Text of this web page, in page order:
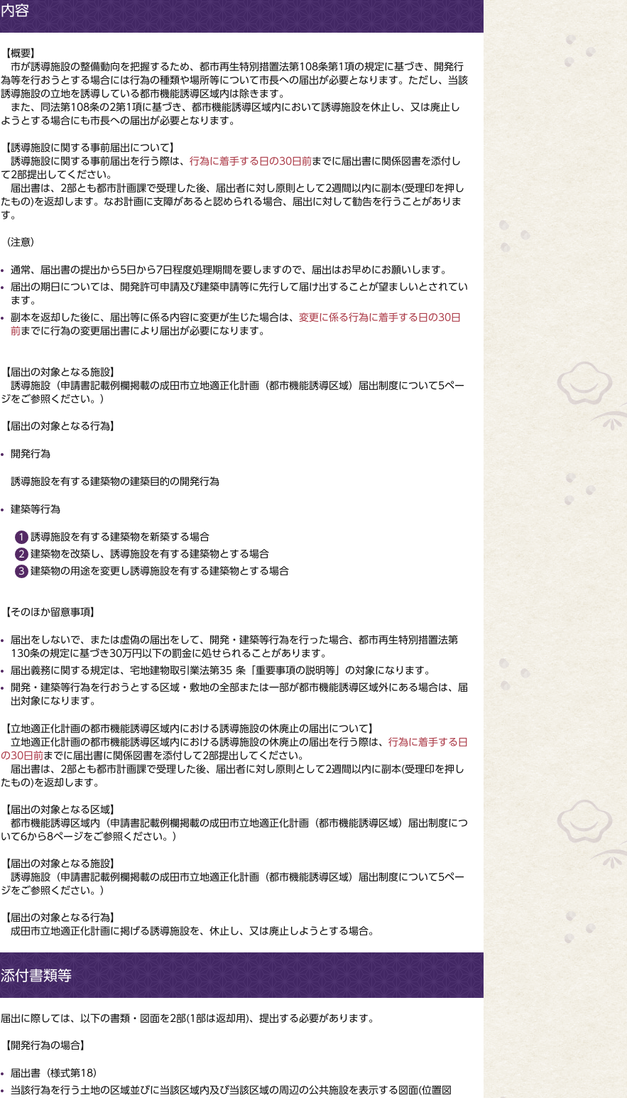
内容
【概要】
市が誘導施設の整備動向を把握するため、都市再生特別措置法第108条第1項の規定に基づき、開発行
為等を行おうとする場合には行為の種類や場所等について市長への届出が必要となります。ただし、当該
誘導施設の立地を誘導している都市機能誘導区域内は除きます。
また、同法第108条の2第1項に基づき、都市機能誘導区域内において誘導施設を休止し、又は廃止し
ようとする場合にも市長への届出が必要となります。
【誘導施設に関する事前届出について】
誘導施設に関する事前届出を行う際は、 行為に着手する日の30日前までに届出書に関係図書を添付し
て2部提出してください。
届出書は、2部とも都市計画課で受理した後、届出者に対し原則として2週間以内に副本(受理印を押し
たもの)を返却します。なお計画に支障があると認められる場合、届出に対して勧告を行うことがありま
す。
（注意）
通常、届出書の提出から5日から7日程度処理期間を要しますので、届出はお早めにお願いします。
届出の期日については、開発許可申請及び建築申請等に先行して届け出することが望ましいとされてい
ます。
副本を返却した後に、届出等に係る内容に変更が生じた場合は、 変更に係る行為に着手する日の30日
前までに行為の変更届出書により届出が必要になります。
【届出の対象となる施設】
誘導施設（申請書記載例欄掲載の成田市立地適正化計画（都市機能誘導区域）届出制度について5ペー
ジをご参照ください。）
【届出の対象となる行為】
開発行為
誘導施設を有する建築物の建築目的の開発行為
建築等行為
誘導施設を有する建築物を新築する場合
建築物を改築し、誘導施設を有する建築物とする場合
建築物の用途を変更し誘導施設を有する建築物とする場合
【そのほか留意事項】
届出をしないで、または虚偽の届出をして、開発・建築等行為を行った場合、都市再生特別措置法第
130条の規定に基づき30万円以下の罰金に処せられることがあります。
届出義務に関する規定は、宅地建物取引業法第35 条「重要事項の説明等」の対象になります。
開発・建築等行為を行おうとする区域・敷地の全部または一部が都市機能誘導区域外にある場合は、届
出対象になります。
【立地適正化計画の都市機能誘導区域内における誘導施設の休廃止の届出について】
立地適正化計画の都市機能誘導区域内における誘導施設の休廃止の届出を行う際は、 行為に着手する日
の30日前までに届出書に関係図書を添付して2部提出してください。
届出書は、2部とも都市計画課で受理した後、届出者に対し原則として2週間以内に副本(受理印を押し
たもの)を返却します。
【届出の対象となる区域】
都市機能誘導区域内（申請書記載例欄掲載の成田市立地適正化計画（都市機能誘導区域）届出制度につ
いて6から8ページをご参照ください。）
【届出の対象となる施設】
誘導施設（申請書記載例欄掲載の成田市立地適正化計画（都市機能誘導区域）届出制度について5ペー
ジをご参照ください。）
【届出の対象となる行為】
成田市立地適正化計画に掲げる誘導施設を、休止し、又は廃止しようとする場合。
添付書類等
届出に際しては、以下の書類・図面を2部(1部は返却用)、提出する必要があります。
【開発行為の場合】
届出書（様式第18）
当該行為を行う土地の区域並びに当該区域内及び当該区域の周辺の公共施設を表示する図面(位置図